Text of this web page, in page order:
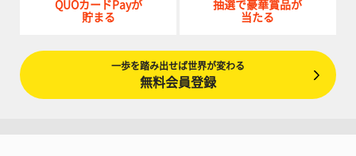
QUOカードPayが
貯まる
抽選で豪華賞品が
当たる
一歩を踏み出せば世界が変わる
無料会員登録